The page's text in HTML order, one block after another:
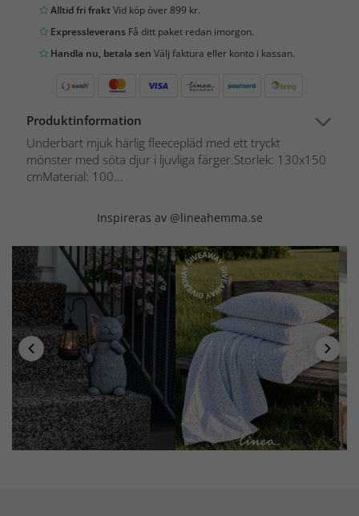
Alltid fri fraktVid köp över 899 kr.
Expressleverans Få ditt paket redan imorgon.
Handla nu, betala sen Välj faktura eller konto i kassan.
Produktinformation
Underbart mjuk härlig fleecepläd med ett tryckt
mönster med söta djur i ljuvliga färger.Storlek: 130x150
cmMaterial: 100...
Inspireras av @lineahemma.se